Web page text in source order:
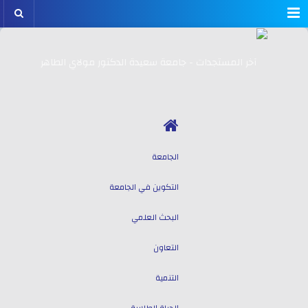
Menu
الجامعة
التكوين في الجامعة
البحث العلمي
التعاون
التنمية